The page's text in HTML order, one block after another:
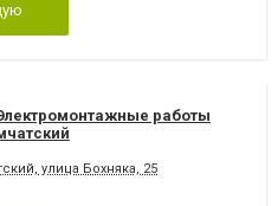
работы
улица Бохняка, 25